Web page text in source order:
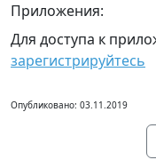
Приложения:
Для доступа к
зарегистрируйтесь
Опубликовано: 03.11.2019